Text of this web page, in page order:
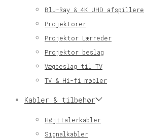
Blu-Ray & 4K UHD afspillere
Projektorer
Projektor Lærreder
Projektor beslag
Vægbeslag til TV
TV & Hi-fi møbler
Kabler & tilbehør
Højttalerkabler
Signalkabler